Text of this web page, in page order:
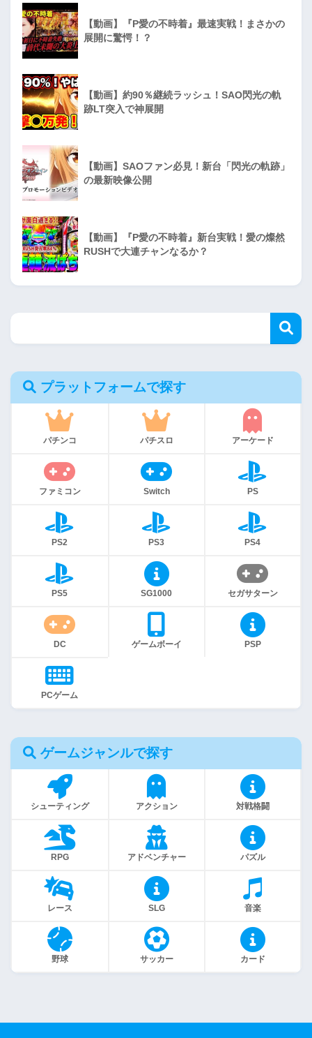
【動画】『P愛の不時着』最速実戦！まさかの
展開に驚愕！？
【動画】約90％継続ラッシュ！SAO閃光の軌
跡LT突入で神展開
【動画】SAOファン必見！新台「閃光の軌跡」
の最新映像公開
【動画】『P愛の不時着』新台実戦！愛の燦然
RUSHで大連チャンなるか？
プラットフォームで探す
パチンコ パチスロ アーケード
ファミコン Switch PS
PS2 PS3 PS4
PS5 SG1000 セガサターン
DC ゲームボーイ PSP
PCゲーム
ゲームジャンルで探す
シューティング アクション 対戦格闘
RPG アドベンチャー パズル
レース SLG 音楽
野球 サッカー カード